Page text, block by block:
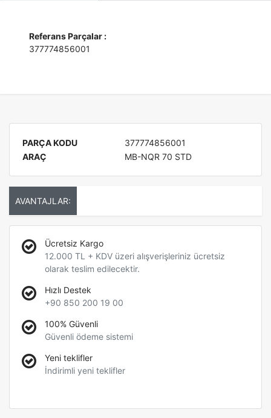
Referans Parçalar :
377774856001
PARÇA KODU
377774856001
ARAÇ
MB-NQR 70 STD
AVANTAJLAR:
Ücretsiz Kargo
12.000 TL + KDV üzeri alışverişleriniz ücretsiz
olarak teslim edilecektir.
Hızlı Destek
+90 850 200 19 00
100% Güvenli
Güvenli ödeme sistemi
Yeni teklifler
İndirimli yeni teklifler